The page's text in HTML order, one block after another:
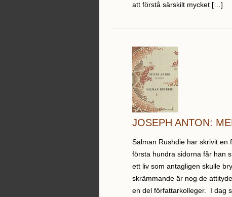
att förstå särskilt mycket […]
JOSEPH ANTON:
Salman Rushdie har skrivit en
första hundra sidorna får han
ett liv som antagligen skulle
skrämmande är nog de
en del författarkolleger. I dag